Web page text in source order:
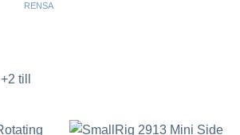
+2 till
RENSA